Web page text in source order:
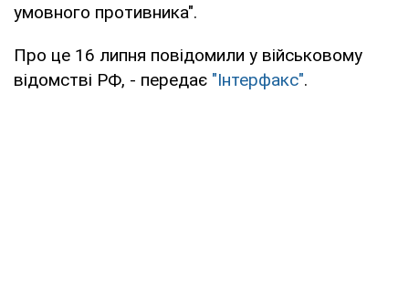
умовного противника".
Про це 16 липня повідомили у військовому
відомстві РФ, - передає "Інтерфакс".